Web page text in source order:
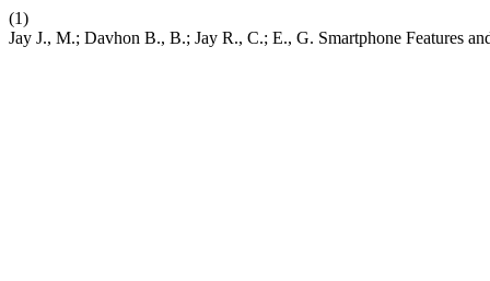
(1)
Jay J., M.; Davhon B., B.; Jay R., C.; E., G. Smartphone Features